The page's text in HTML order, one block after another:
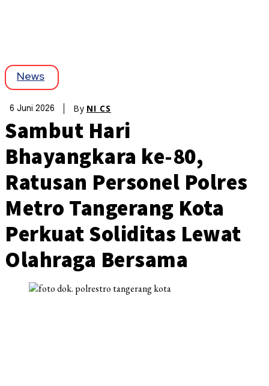
News
6 Juni 2026 By NI CS
Sambut Hari
Bhayangkara ke-80,
Ratusan Personel Polres
Metro Tangerang Kota
Perkuat Soliditas Lewat
Olahraga Bersama